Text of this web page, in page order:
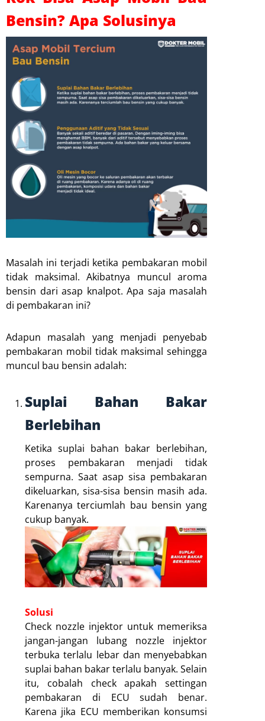
Bensin? Apa Solusinya
Masalah ini terjadi ketika pembakaran mobil
tidak maksimal. Akibatnya muncul aroma
bensin dari asap knalpot. Apa saja masalah
di pembakaran ini?
Adapun masalah yang menjadi penyebab
pembakaran mobil tidak maksimal sehingga
muncul bau bensin adalah:
Suplai Bahan Bakar
Berlebihan
Ketika suplai bahan bakar berlebihan,
proses pembakaran menjadi tidak
sempurna. Saat asap sisa pembakaran
dikeluarkan, sisa-sisa bensin masih ada.
Karenanya terciumlah bau bensin yang
cukup banyak.
Solusi
Check nozzle injektor untuk memeriksa
jangan-jangan lubang nozzle injektor
terbuka terlalu lebar dan menyebabkan
suplai bahan bakar terlalu banyak. Selain
itu, cobalah check apakah settingan
pembakaran di ECU sudah benar.
Karena jika ECU memberikan konsumsi